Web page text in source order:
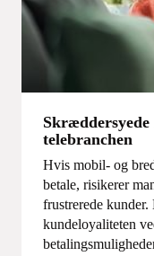
telebranchen
Hvis mobil- og
betale, risikerer
frustrerede
kundeloyaliteten